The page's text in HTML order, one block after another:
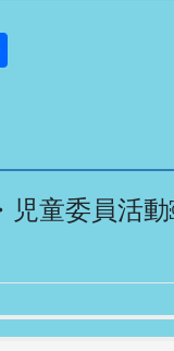
児童委員活